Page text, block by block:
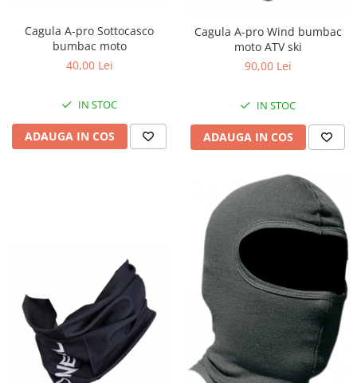
Evacuare completa
Filtru de fum
Garnituri toba
Kit tuning
Prindere
Ajutor acceleratie
Amortizor ghidon
Cabluri
Capete ghidon
Comanda acceleratie
Cagula A-pro Sottocasco
bumbac moto
40,00 Lei
IN STOC
ADAUGA IN COS
Cagula A-pro Wind bumbac
moto ATV ski
90,00 Lei
IN STOC
ADAUGA IN COS